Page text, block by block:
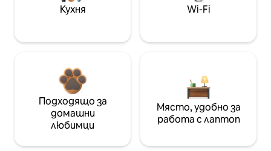
Кухня Wi-Fi
Подходящо за
домашни
любимци
Място, удобно за
работа с лаптоп